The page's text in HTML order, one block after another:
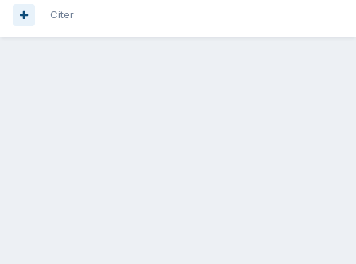
Citer